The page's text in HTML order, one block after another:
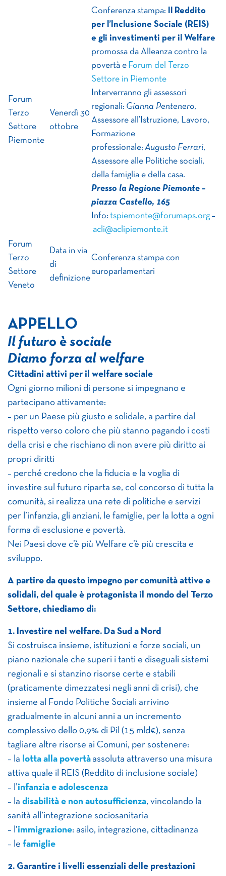
Forum
Terzo
Settore
Piemonte
Venerdì 30
ottobre
Conferenza stampa:
Il Reddito
per l’Inclusione Sociale (REIS)
e gli investimenti per il Welfare
promossa da Alleanza contro la
povertà e Forum del Terzo
Settore in Piemonte
Interverranno gli assessori
regionali: Gianna Pentenero,
Assessore all’Istruzione, Lavoro,
Formazione
professionale; Augusto Ferrari,
Assessore alle Politiche sociali,
della famiglia e della casa.
Presso la Regione Piemonte –
piazza Castello, 165
Info: tspiemonte@forumaps.org –
acli@aclipiemonte.it
Forum
Terzo
Settore
Veneto
Data in via
di
definizione
Conferenza stampa con
europarlamentari
APPELLO
Il futuro è sociale
Diamo forza al welfare
Cittadini attivi per il welfare sociale
Ogni giorno milioni di persone si impegnano e
partecipano attivamente:
– per un Paese più giusto e solidale, a partire dal
rispetto verso coloro che più stanno pagando i costi
della crisi e che rischiano di non avere più diritto ai
propri diritti
– perché credono che la fiducia e la voglia di
investire sul futuro riparta se, col concorso di tutta la
comunità, si realizza una rete di politiche e servizi
per l’infanzia, gli anziani, le famiglie, per la lotta a ogni
forma di esclusione e povertà.
Nei Paesi dove c’è più Welfare c’è più crescita e
sviluppo.
A partire da questo impegno per comunità attive e
solidali, del quale è protagonista il mondo del Terzo
Settore, chiediamo di:
1. Investire nel welfare. Da Sud a Nord
Si costruisca insieme, istituzioni e forze sociali, un
piano nazionale che superi i tanti e diseguali sistemi
regionali e si stanzino risorse certe e stabili
(praticamente dimezzatesi negli anni di crisi), che
insieme al Fondo Politiche Sociali arrivino
gradualmente in alcuni anni a un incremento
complessivo dello 0,9% di Pil (15 mld€), senza
tagliare altre risorse ai Comuni, per sostenere:
– la lotta alla povertà assoluta attraverso una misura
attiva quale il REIS (Reddito di inclusione sociale)
– l’infanzia e adolescenza
– la disabilità e non autosufficienza, vincolando la
sanità all’integrazione sociosanitaria
– l’immigrazione: asilo, integrazione, cittadinanza
– le famiglie
2. Garantire i livelli essenziali delle prestazioni